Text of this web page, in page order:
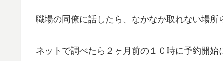
職場の同僚に話したら、なかなか取れない場所
ネットで調べたら２ヶ月前の１０時に予約開始